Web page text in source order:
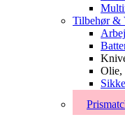
Tilbehør &
Olie,